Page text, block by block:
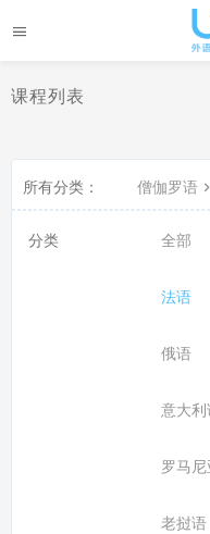
课程列表
所有分类： 僧伽罗语
分类 全部
法语
俄语
意大
罗马
老挝语